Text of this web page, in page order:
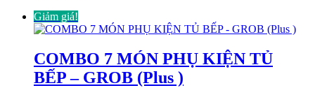
Giảm giá!
COMBO 7 MÓN PHỤ KIỆN TỦ
BẾP – GROB (Plus )